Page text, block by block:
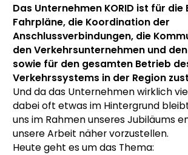
Das Unternehmen KORID ist für die
Fahrpläne, die Koordination der
Anschlussverbindungen, die
den Verkehrsunternehmen und
sowie für den gesamten Betrieb
Verkehrssystems in der Region
Und da das Unternehmen wirklich
dabei oft etwas im Hintergrund
uns im Rahmen unseres Jubiläums
unsere Arbeit näher vorzustellen.
Heute geht es um das Thema: